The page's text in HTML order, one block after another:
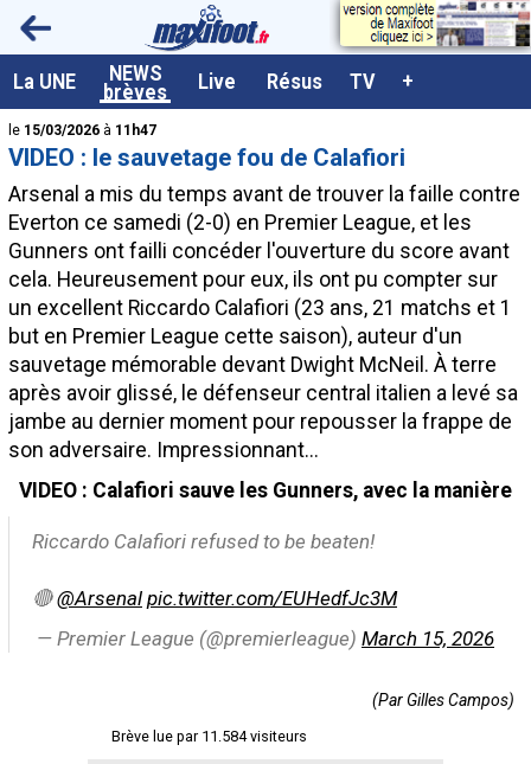
La UNE NEWS
brèves Live Résus TV +
<
le 15/03/2026 à 11h47
VIDEO : le sauvetage fou de Calafiori
Arsenal a mis du temps avant de trouver la faille contre
Everton ce samedi (2-0) en Premier League, et les
Gunners ont failli concéder l'ouverture du score avant
cela. Heureusement pour eux, ils ont pu compter sur
un excellent Riccardo Calafiori (23 ans, 21 matchs et 1
but en Premier League cette saison), auteur d'un
sauvetage mémorable devant Dwight McNeil. À terre
après avoir glissé, le défenseur central italien a levé sa
jambe au dernier moment pour repousser la frappe de
son adversaire. Impressionnant...
VIDEO : Calafiori sauve les Gunners, avec la manière
Riccardo Calafiori refused to be beaten!
🔴@Arsenal pic.twitter.com/EUHedfJc3M
— Premier League (@premierleague) March 15, 2026
(Par Gilles Campos)
Brève lue par 11.584 visiteurs
A la UNE
Dernières brèves
Live / Matchs en direct
Résultats et Classements
Class. buteurs européens
Programme TV foot
Vidéos
Sondages
Tableau transferts L1
Recrutement Maxifoot
Mentions légales